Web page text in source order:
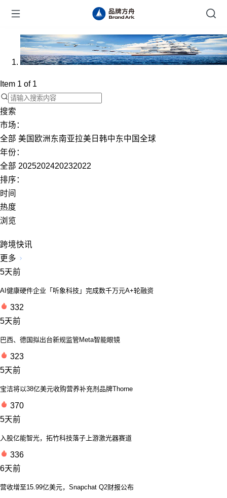
Item 1 of 1
搜索
市场：
全部 美国 欧洲 东南亚拉美 日韩中东中国 全球
年份：
全部 2025202420232022
排序：
时间
热度
浏览
跨境快讯
更多
5天前
AI健康硬件企业「听象科技」完成数千万元A+轮融资
332
5天前
巴西、德国拟出台新规监管Meta智能眼镜
323
5天前
宝洁将以38亿美元收购营养补充剂品牌Thorne
370
5天前
入股亿能智光，拓竹科技落子上游激光器赛道
336
6天前
营收增至15.99亿美元，Snapchat Q2财报公布